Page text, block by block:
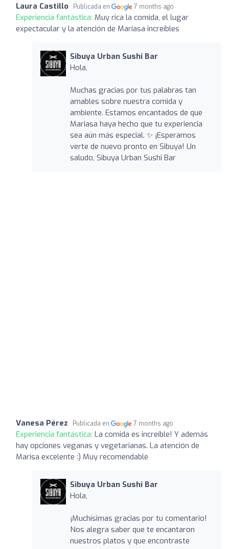
Laura Castillo Publicada en 7 months ago
Experiencia fantástica: Muy rica la comida, el lugar
expectacular y la atención de Mariasa increíbles
Sibuya Urban Sushi Bar
Hola,
Muchas gracias por tus palabras tan
amables sobre nuestra comida y
ambiente. Estamos encantados de que
Mariasa haya hecho que tu experiencia
sea aún más especial. ✨ ¡Esperamos
verte de nuevo pronto en Sibuya! Un
saludo, Sibuya Urban Sushi Bar
Vanesa Pérez Publicada en 7 months ago
Experiencia fantástica: La comida es increíble! Y además
hay opciones veganas y vegetarianas. La atención de
Marisa excelente :) Muy recomendable
Sibuya Urban Sushi Bar
Hola,
¡Muchísimas gracias por tu comentario!
Nos alegra saber que te encantaron
nuestros platos y que encontraste